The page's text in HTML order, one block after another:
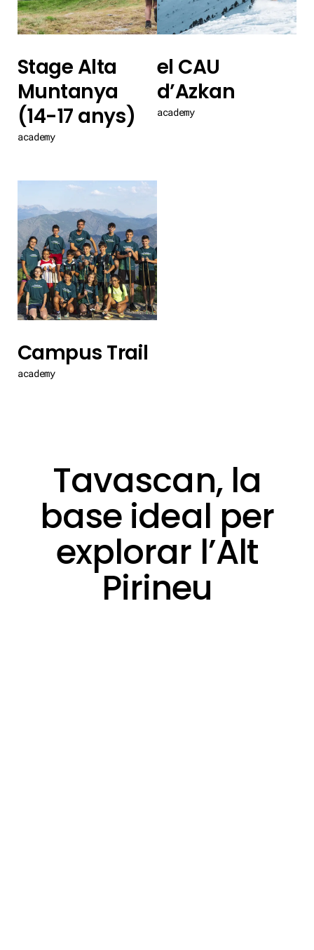
Stage Alta
Muntanya
(14-17 anys)
academy
el CAU
d’Azkan
academy
Campus Trail
academy
Tavascan, la
base ideal per
explorar l’Alt
Pirineu